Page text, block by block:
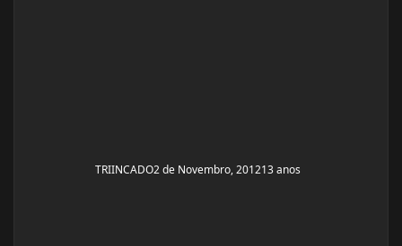
TRIINCADO2 de Novembro, 201213 anos